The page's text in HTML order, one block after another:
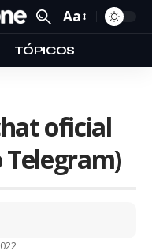
Aa
TÓPICOS
oficial
Telegram)